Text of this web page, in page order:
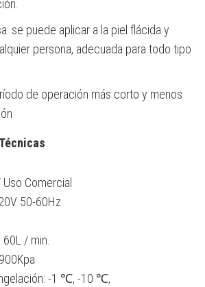
se puede aplicar a la piel flácida y
persona, adecuada para todo tipo
de operación más corto y menos
Comercial
50-60Hz
60L / min.
-1 ℃, -10 ℃,